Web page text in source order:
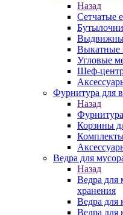
Назад
Сетчатые
Выкатные
Угловые
Шеф-
Фурнитура для
Назад
Корзины
Ведра для
Назад
Ведра для
хранения
Ведра для
Ведра для